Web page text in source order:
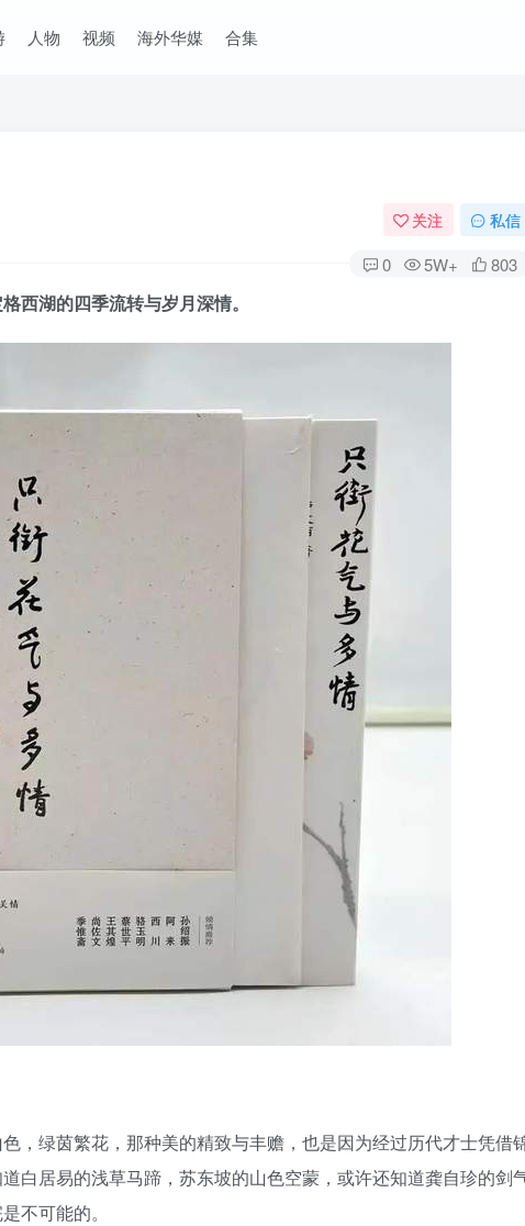
人物 视频 海外华媒 合集
关注 私信
0 5W+ 803
西湖的四季流转与岁月深情。
，绿茵繁花，那种美的精致与丰赡，也是因为经过历代才士凭借
白居易的浅草马蹄，苏东坡的山色空蒙，或许还知道龚自珍的剑
不可能的。